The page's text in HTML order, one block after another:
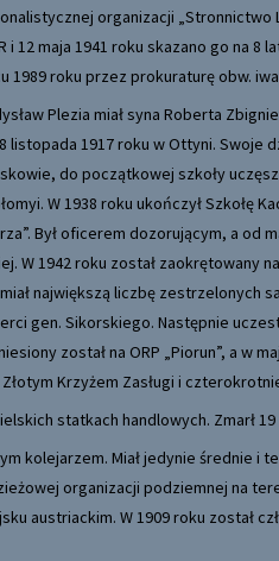
organizacji „Stronnictwo
12 maja 1941 roku skazano go na 8
1989 roku przez prokuraturę obw.
Plezia miał syna Roberta
listopada 1917 roku w Ottyni. Swoje
do początkowej szkoły
W 1938 roku ukończył Szkołę
Był oficerem dozorującym, a od
W 1942 roku został zaokrętowany
największą liczbę zestrzelonych
gen. Sikorskiego. Następnie
został na ORP „Piorun”, a w
Krzyżem Zasługi i
statkach handlowych. Zmarł
kolejarzem. Miał jedynie średnie i
organizacji podziemnej na
austriackim. W 1909 roku został